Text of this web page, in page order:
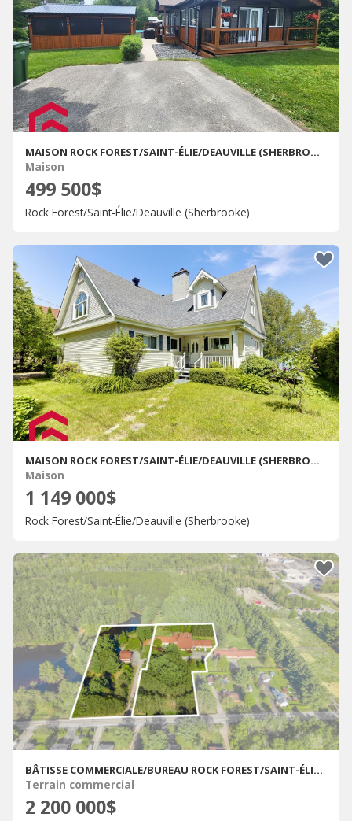
MAISON ROCK FOREST/SAINT-ÉLIE/DEAUVILLE (SHERBROOKE) À VENDRE
Maison
499 500$
Rock Forest/Saint-Élie/Deauville (Sherbrooke)
MAISON ROCK FOREST/SAINT-ÉLIE/DEAUVILLE (SHERBROOKE) À VENDRE
Maison
1 149 000$
Rock Forest/Saint-Élie/Deauville (Sherbrooke)
BÂTISSE COMMERCIALE/BUREAU ROCK FOREST/SAINT-ÉLIE/DEAUVILLE (SHERBROOKE) À VENDRE
Terrain commercial
2 200 000$